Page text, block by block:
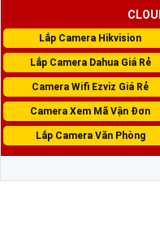
Lắp Camera Hikvision
Lắp Camera Dahua Giá Rẻ
Camera Wifi Ezviz Giá Rẻ
Camera Xem Mã Vận Đơn
Lắp Camera Văn Phòng